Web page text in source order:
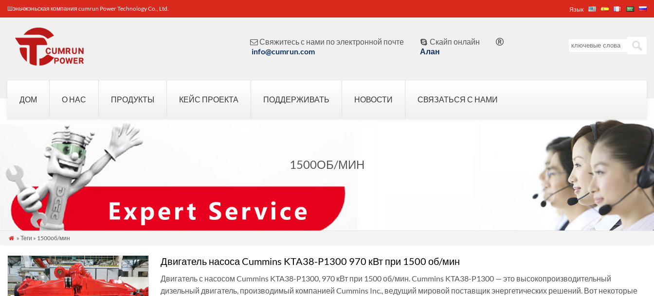
Шэньчжэньская компания cumrun Power Technology Co., Ltd. Язык
 Свяжитесь с нами по электронной почте
info@cumrun.com
 Скайп онлайн
Алан

ДОМ О НАС ПРОДУКТЫ КЕЙС ПРОЕКТА ПОДДЕРЖИВАТЬ НОВОСТИ СВЯЗАТЬСЯ С НАМИ
1500ОБ/МИН
 » Теги » 1500об/мин
Двигатель насоса Cummins KTA38-P1300 970 кВт при 1500 об/мин
Двигатель с насосом Cummins KTA38-P1300, 970 кВт при 1500 об/мин. Cummins KTA38-P1300 — это высокопроизводительный
дизельный двигатель, производимый компанией Cummins Inc., ведущий мировой поставщик энергетических решений. Вот некоторые